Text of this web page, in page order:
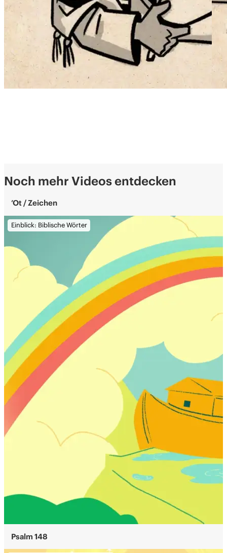
Noch mehr Videos entdecken
’Ot / Zeichen
Einblick: Biblische Wörter
Psalm 148